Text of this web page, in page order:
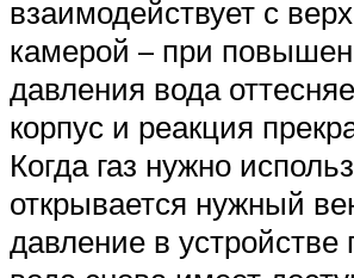
взаимодействует с
камерой – при
давления вода
корпус и реакция
Когда газ нужно
открывается нужный
давление в устройстве